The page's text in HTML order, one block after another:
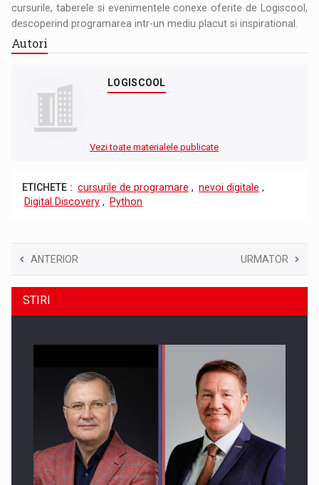
cursurile, taberele si evenimentele conexe oferite de Logiscool,
descoperind programarea intr-un mediu placut si inspirational.
Autori
LOGISCOOL
Vezi toate materialele publicate
ETICHETE : cursurile de programare , nevoi digitale ,
Digital Discovery , Python
ANTERIOR URMATOR
STIRI